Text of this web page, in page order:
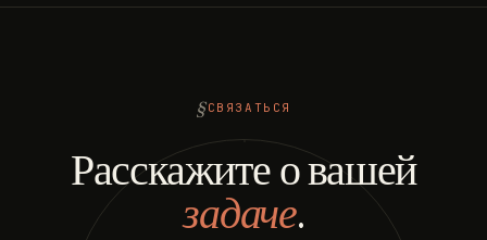
СВЯЗАТЬСЯ
Расскажите о вашей
задаче.